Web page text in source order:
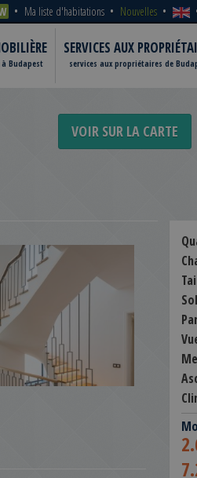
Ma liste d'habitations Nouvelles
Budapest
SERVICES AUX
services aux propriétaires de
VOIR SUR LA CARTE